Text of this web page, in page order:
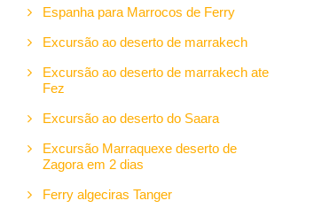
Espanha para Marrocos de Ferry
Excursão ao deserto de marrakech
Excursão ao deserto de marrakech ate
Fez
Excursão ao deserto do Saara
Excursão Marraquexe deserto de
Zagora em 2 dias
Ferry algeciras Tanger